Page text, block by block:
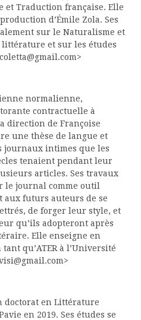
et Traduction française. Elle
d’Émile Zola. Ses
sur le Naturalisme et
littérature et sur les études
normalienne,
contractuelle à
direction de Françoise
une thèse de langue et
intimes que les
tenaient pendant leur
articles. Ses travaux
le journal comme outil
aux futurs auteurs de se
de forger leur style, et
qu’ils adopteront après
Elle enseigne en
qu’ATER à l’Université
doctorat en Littérature
en 2019. Ses études se